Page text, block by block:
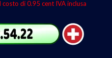
di 0.95 cent IVA inclusa